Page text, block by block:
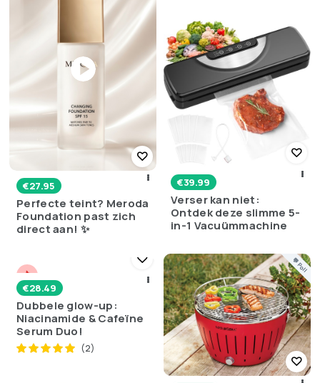
€27.95
Perfecte teint? Meroda
Foundation past zich
direct aan! ✨
€39.99
Verser kan niet:
Ontdek deze slimme 5-
in-1 Vacuümmachine
💬 Poll
€28.49
Dubbele glow-up:
Niacinamide & Cafeïne
Serum Duo!
(2)